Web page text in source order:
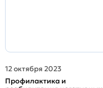
12 октября 2023
Профилактика и